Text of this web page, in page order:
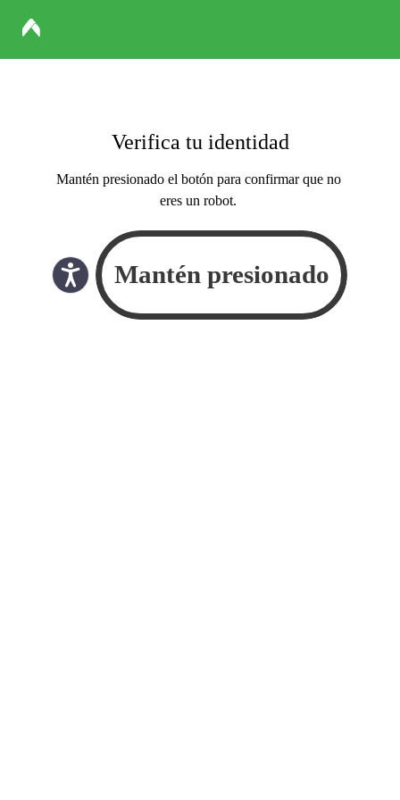
Verifica tu identidad
Mantén presionado el botón para confirmar que no
eres un robot.